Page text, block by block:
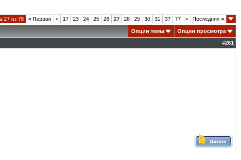
27 из 78 « Первая < 17 23 24 25 26 27 28 29 30 31 37 77 > Последняя »
Опции темы
Опции просмотра
#261